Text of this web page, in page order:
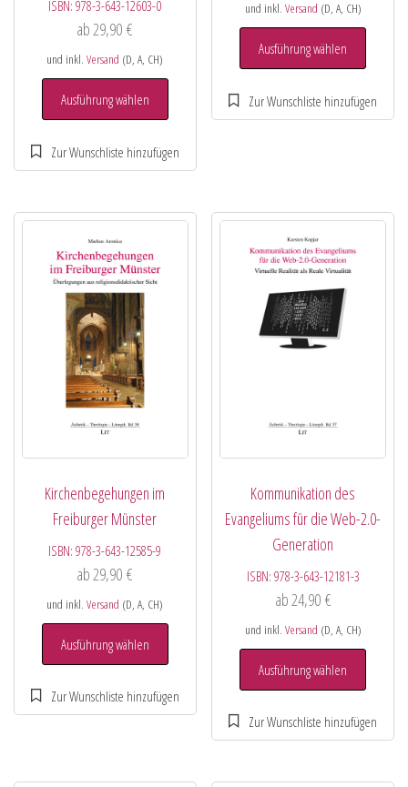
ISBN:978-3-643-12603-0
ab29,90€
und inkl.Versand (D, A, CH)
Ausführung wählen
und inkl. Versand (D, A, CH)
Ausführung wählen
Kirchenbegehungen im
Freiburger Münster
ISBN:978-3-643-12585-9
ab29,90€
und inkl.Versand (D, A, CH)
Ausführung wählen
Kommunikation des
Evangeliums für die Web-2.0-
Generation
ISBN: 978-3-643-12181-3
ab24,90 €
und inkl. Versand (D, A, CH)
Ausführung wählen